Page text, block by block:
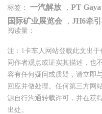
标签： 一汽解放 ， PT
国际矿业展览会 ， JH6牵
阅读量：
注：1卡车人网站登载此文出
同作者观点或证实其描述，也
容有任何疑问或质疑，请立即
回应并做处理。任何第三方网
源自行沟通转载许可，并在获
出处。